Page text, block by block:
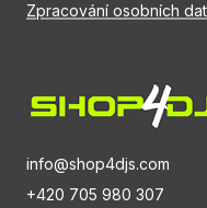
info@shop4djs.com
+420 705 980 307
Zpracování osobních